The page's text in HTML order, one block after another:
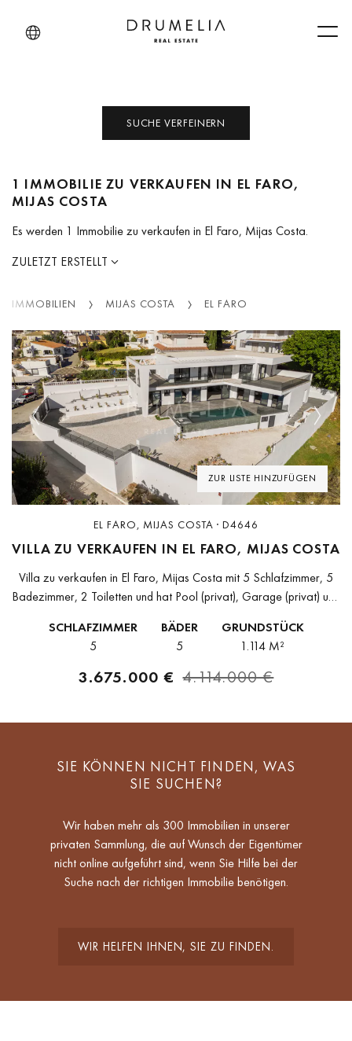
SUCHE VERFEINERN
1 IMMOBILIE ZU VERKAUFEN IN EL FARO,
MIJAS COSTA
Es werden 1 Immobilie zu verkaufen in El Faro, Mijas Costa.
ZULETZT ERSTELLT
IMMOBILIEN MIJAS COSTA EL FARO
ZUR LISTE HINZUFÜGEN
Previous Next
EL FARO, MIJAS COSTA · D4646
VILLA ZU VERKAUFEN IN EL FARO, MIJAS COSTA
Villa zu verkaufen in El Faro, Mijas Costa mit 5 Schlafzimmer, 5
Badezimmer, 2 Toiletten und hat Pool (privat), Garage (privat) und
Grundstück.Diese...
SCHLAFZIMMER
5
BÄDER
5
GRUNDSTÜCK
1.114 M²
3.675.000 € 4.114.000 €
SIE KÖNNEN NICHT FINDEN, WAS
SIE SUCHEN?
Wir haben mehr als 300 Immobilien in unserer
privaten Sammlung, die auf Wunsch der Eigentümer
nicht online aufgeführt sind, wenn Sie Hilfe bei der
Suche nach der richtigen Immobilie benötigen.
WIR HELFEN IHNEN, SIE ZU FINDEN.